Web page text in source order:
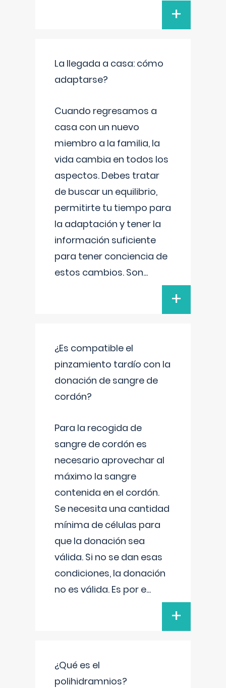
+
La llegada a casa: cómo
adaptarse?
Cuando regresamos a
casa con un nuevo
miembro a la familia, la
vida cambia en todos los
aspectos. Debes tratar
de buscar un equilibrio,
permitirte tu tiempo para
la adaptación y tener la
información suficiente
para tener conciencia de
estos cambios. Son...
+
¿Es compatible el
pinzamiento tardío con la
donación de sangre de
cordón?
Para la recogida de
sangre de cordón es
necesario aprovechar al
máximo la sangre
contenida en el cordón.
Se necesita una cantidad
mínima de células para
que la donación sea
válida. Si no se dan esas
condiciones, la donación
no es válida. Es por e...
+
¿Qué es el
polihidramnios?